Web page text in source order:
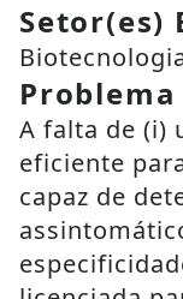
Setor(es)
Problema
A falta de (i)
eficiente
capaz de